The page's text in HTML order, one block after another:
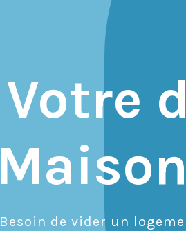
Votre
Besoin de vider un